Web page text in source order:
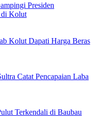
Presiden
di Kolut
Kolut Dapati Harga Beras
Catat Pencapaian Laba
Terkendali di Baubau